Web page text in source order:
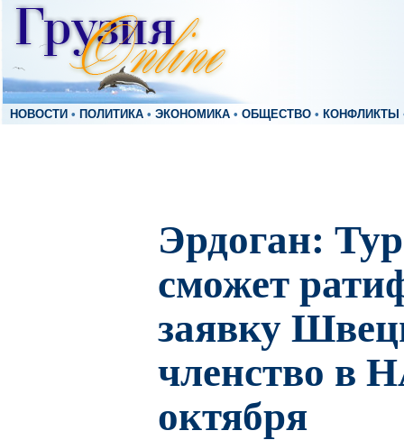
НОВОСТИ • ПОЛИТИКА • ЭКОНОМИКА • ОБЩЕСТВО • КОНФЛИКТЫ
Эрдоган:
сможет
заявку
членство в
октября